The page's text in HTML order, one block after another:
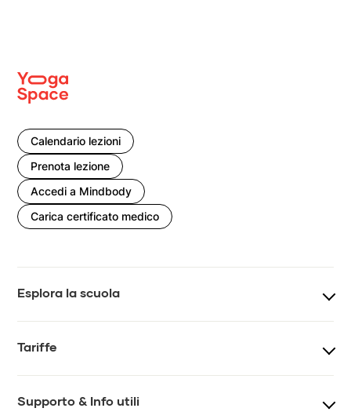
Calendario lezioni
Prenota lezione
Accedi a Mindbody
Carica certificato medico
Esplora la scuola
Eventi e workshop Team
Tariffe
Supporto & Info utili